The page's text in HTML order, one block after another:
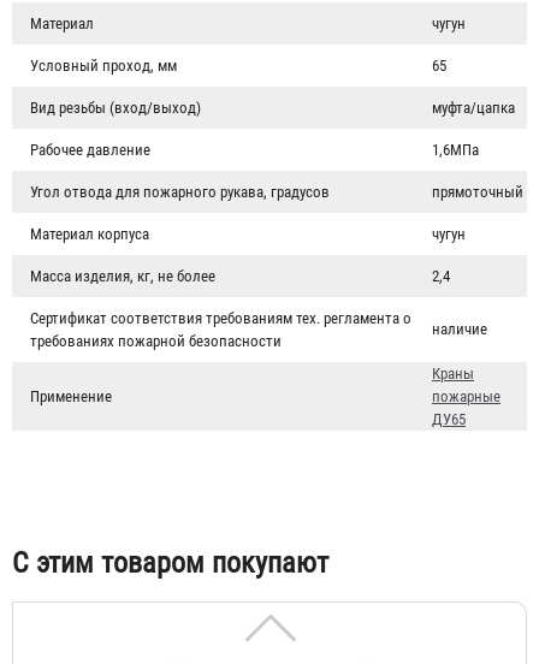
Материал чугун
Условный проход, мм 65
Вид резьбы (вход/выход) муфта/цапка
Рабочее давление 1,6МПа
Угол отвода для пожарного рукава, градусов прямоточный
Материал корпуса чугун
Масса изделия, кг, не более 2,4
Сертификат соответствия требованиям тех. регламента о
требованиях пожарной безопасности
наличие
Применение
Краны
пожарные
ДУ65
С этим товаром покупают